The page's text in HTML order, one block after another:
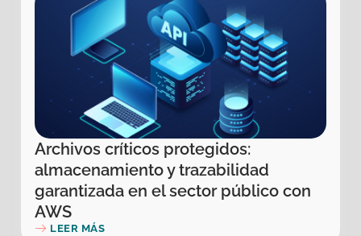
Archivos críticos protegidos:
almacenamiento y trazabilidad
garantizada en el sector público con
AWS
LEER MÁS